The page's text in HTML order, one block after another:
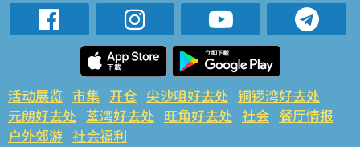
活动展览 市集 开仓 尖沙咀好去处 铜锣湾好去处
元朗好去处 荃湾好去处 旺角好去处 社会 餐厅情报
户外郊游 社会福利